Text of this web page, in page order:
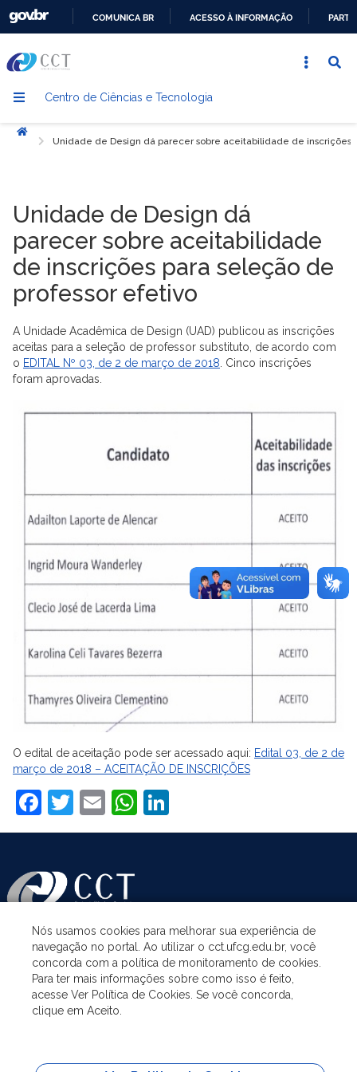
CONTEÚDO
COMUNICA BR ACESSO À INFORMAÇÃO
Centro de Ciências e Tecnologia
Início
Unidade de Design dá parecer sobre aceitabilidade de inscrições
Unidade de Design dá
parecer sobre aceitabilidade
de inscrições para seleção de
professor efetivo
A Unidade Acadêmica de Design (UAD) publicou as inscrições
aceitas para a seleção de professor substituto, de acordo com
o EDITAL Nº 03, de 2 de março de 2018 . Cinco inscrições
foram aprovadas.
O edital de aceitação pode ser acessado aqui: Edital 03, de 2 de
março de 2018 – ACEITAÇÃO DE INSCRIÇÕES
Facebook
Twitter
EmailWhatsApp
ASSUNTOS
ACESSO À INFORMAÇÃO
Nós usamos cookies para melhorar sua experiência de
navegação no portal. Ao utilizar o cct.ufcg.edu.br, você
concorda com a política de monitoramento de cookies.
Para ter mais informações sobre como isso é feito,
acesse Ver Política de Cookies. Se você concorda,
clique em Aceito.